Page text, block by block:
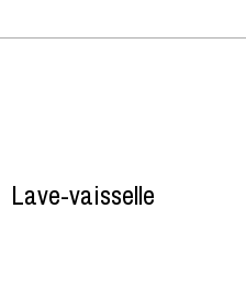
Lave-vaisselle